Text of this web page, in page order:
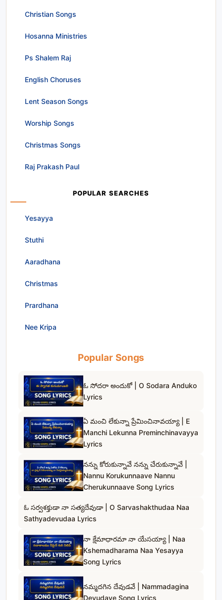
Christian Songs
Hosanna Ministries
Ps Shalem Raj
English Choruses
Lent Season Songs
Worship Songs
Christmas Songs
Raj Prakash Paul
POPULAR SEARCHES
Yesayya
Stuthi
Aaradhana
Christmas
Prardhana
Nee Kripa
Popular Songs
ఓ సోదరా అందుకో | O Sodara Anduko
Lyrics
ఏ మంచి లేకున్నా ప్రేమించినావయ్యా | E
Manchi Lekunna Preminchinavayya
Lyrics
నన్ను కోరుకున్నావే నన్ను చేరుకున్నావే |
Nannu Korukunnaave Nannu
Cherukunnaave Song Lyrics
ఓ సర్వశక్తుడా నా సత్యదేవుడా | O Sarvashakthudaa Naa
Sathyadevudaa Lyrics
నా క్షేమాధారమా నా యేసయ్యా | Naa
Kshemadharama Naa Yesayya
Song Lyrics
నమ్మదగిన దేవుడవే | Nammadagina
Devudave Song Lyrics